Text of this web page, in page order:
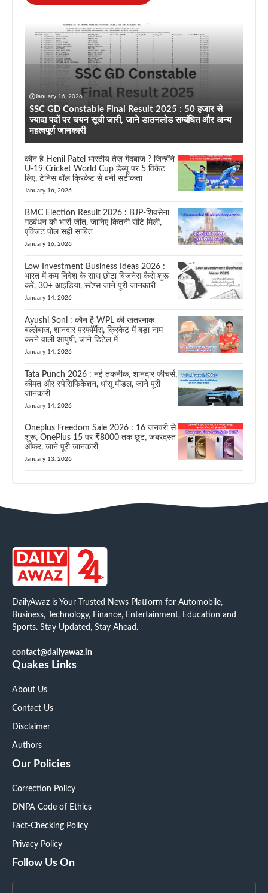
January 16, 2026
SSC GD Constable Final Result 2025 : 50 हजार से
ज्यादा पदों पर चयन सूची जारी, जाने डाउनलोड सम्बंधित और अन्य
महत्वपूर्ण जानकारी
कौन है Henil Patel भारतीय तेज़ गेंदबाज़ ? जिन्होंने
U-19 Cricket World Cup डेब्यू पर 5 विकेट
लिए, टेनिस बॉल क्रिकेट से बनी सटीकता
January 16, 2026
BMC Election Result 2026 : BJP-शिवसेना
गठबंधन को भारी जीत, जानिए कितनी सीटे मिली,
एक्जिट पोल सही साबित
January 16, 2026
Low Investment Business Ideas 2026 :
भारत में कम निवेश के साथ छोटा बिजनेस कैसे शुरू
करें, 30+ आइडिया, स्टेप्स जाने पूरी जानकारी
January 14, 2026
Ayushi Soni : कौन है WPL की खतरनाक
बल्लेबाज, शानदार परफॉर्मेंस, क्रिकेट में बड़ा नाम
करने वाली आयुषी, जाने डिटेल में
January 14, 2026
Tata Punch 2026 : नई तकनीक, शानदार फीचर्स,
कीमत और स्पेसिफिकेशन, धांसू मॉडल, जाने पूरी
जानकारी
January 14, 2026
Oneplus Freedom Sale 2026 : 16 जनवरी से
शुरू, OnePlus 15 पर ₹8000 तक छूट, जबरदस्त
ऑफर, जाने पूरी जानकारी
January 13, 2026
DailyAwaz is Your Trusted News Platform for Automobile,
Business, Technology, Finance, Entertainment, Education and
Sports. Stay Updated, Stay Ahead.
contact@dailyawaz.in
Quakes Links
About Us
Contact Us
Disclaimer
Authors
Our Policies
Correction Policy
DNPA Code of Ethics
Fact-Checking Policy
Privacy Policy
Follow Us On